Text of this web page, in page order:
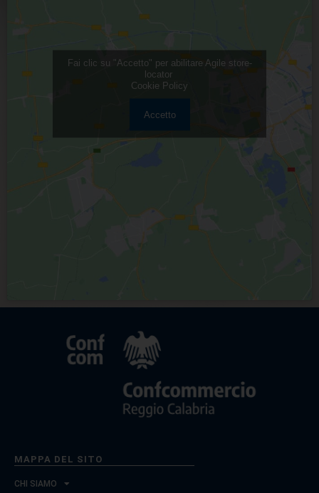
Fai clic su "Accetto" per abilitare Agile store-
locator
Cookie Policy
Accetto
MAPPA DEL SITO
CHI SIAMO